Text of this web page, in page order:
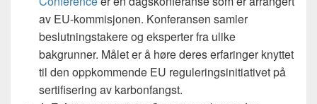
av EU-kommisjonen. Konferansen samler
beslutningstakere og eksperter fra ulike
bakgrunner. Målet er å høre deres erfaringer knyttet
til den oppkommende EU reguleringsinitiativet på
sertifisering av karbonfangst.